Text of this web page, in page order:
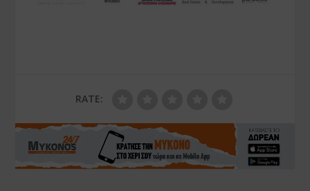
RATE: